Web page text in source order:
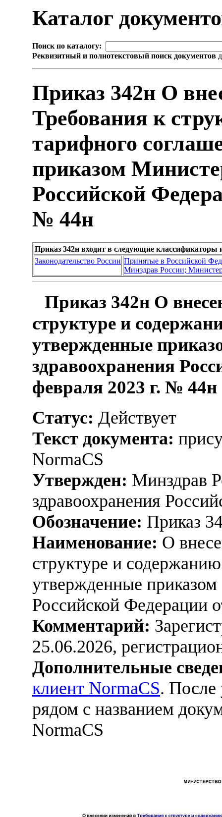
Каталог
Поиск по каталогу:
Реквизитный и полнотекстовый поиск документов
Приказ 342н О
Требования к
тарифного
приказом
Российской
№ 44н
Приказ 342н входит в следующие классификаторы
Законодательство России Принятые в Российской
Минздрав России;
Приказ 342н О
структуре и
утвержденные
здравоохранения
февраля 2023 г. № 44н
Статус: Действует
Текст документа:
NormaCS
Утвержден: Минздрав
здравоохранения
Обозначение: Приказ
Наименование: О
структуре и
утвержденные
Российской Федерации
Комментарий:
25.06.2026,
Дополнительные
клиент NormaCS. После
рядом с названием
NormaCS